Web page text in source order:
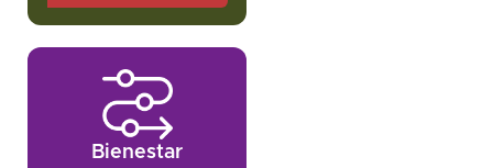
Bienestar